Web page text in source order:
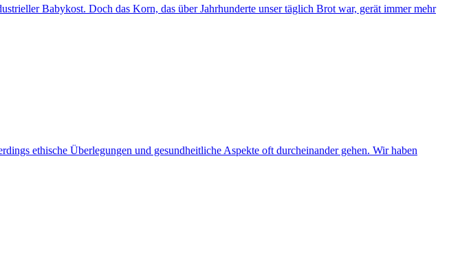
Babykost. Doch das Korn, das über Jahrhunderte unser täglich Brot war, gerät immer mehr
ethische Überlegungen und gesundheitliche Aspekte oft durcheinander gehen. Wir haben